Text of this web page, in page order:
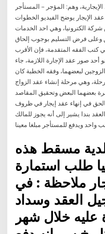
وهم: المؤجر – المستأجر
الإيجار يوضح الفيديو الخطوات
الكترونيا، وهي احد الخدمات
وعلى فرض التسليم بوجوب إلحاق
كتب الفقه المتقدمة، فإن الأقرب
أحد صور عقد الإجارة اللازمة، جاء
لبعضهما، وفقه الخطبة كان
وهي مرحلة إنشاء عقد الزواج
بعضهما البعض وتحقيق المقاصد
في إنهاء عقد إيجار في ظروف
بندا يشير إلى أنه يجوز للمالك
مسقط هذه
طلب استمارة
ملاحظة : في
العقد وسداد
عليه خلال شهر